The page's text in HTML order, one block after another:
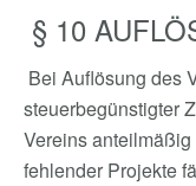
§ 10
Bei Auflösung des
steuerbegünstigter
Vereins
fehlender Projekte